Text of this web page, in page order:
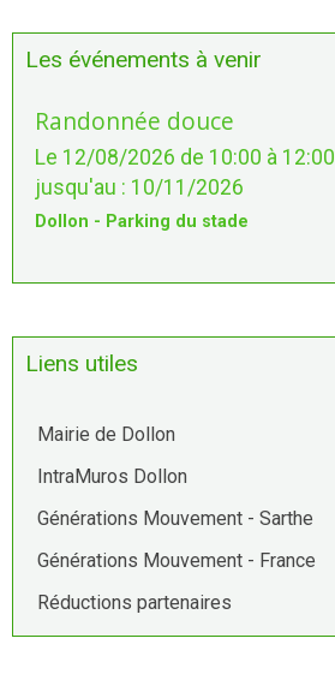
Les événements à venir
Randonnée douce
Le 12/08/2026 de 10:00 à 12:00
jusqu'au : 10/11/2026
Dollon - Parking du stade
Liens utiles
Mairie de Dollon
IntraMuros Dollon
Générations Mouvement - Sarthe
Générations Mouvement - France
Réductions partenaires